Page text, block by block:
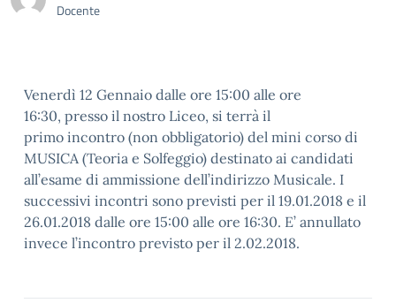
Docente
Venerdì 12 Gennaio dalle ore 15:00 alle ore
16:30, presso il nostro Liceo, si terrà il
primo incontro (non obbligatorio) del mini corso di
MUSICA (Teoria e Solfeggio) destinato ai candidati
all’esame di ammissione dell’indirizzo Musicale. I
successivi incontri sono previsti per il 19.01.2018 e il
26.01.2018 dalle ore 15:00 alle ore 16:30. E’ annullato
invece l’incontro previsto per il 2.02.2018.